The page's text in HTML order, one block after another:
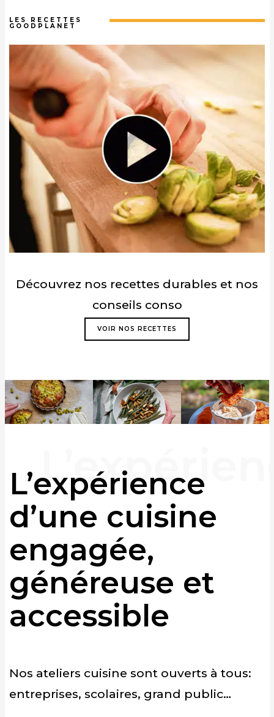
LES RECETTES
GOODPLANET
Découvrez nos recettes durables et nos
conseils conso
VOIR NOS RECETTES
L’expérience
d’une cuisine
engagée,
généreuse et
accessible
Nos ateliers cuisine sont ouverts à tous:
entreprises, scolaires, grand public…